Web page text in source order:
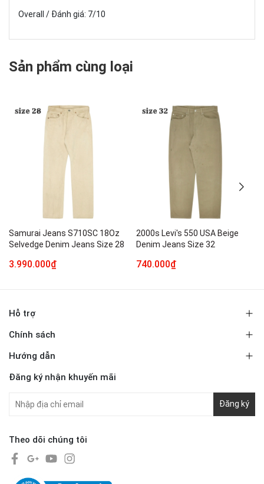
Overall / Đánh giá: 7/10
Sản phẩm cùng loại
Samurai Jeans S710SC 18Oz
Selvedge Denim Jeans Size 28
3.990.000₫
2000s Levi's 550 USA Beige
Denim Jeans Size 32
740.000₫
Hỗ trợ
Chính sách
Hướng dẫn
Đăng ký nhận khuyến mãi
Đăng ký
Theo dõi chúng tôi